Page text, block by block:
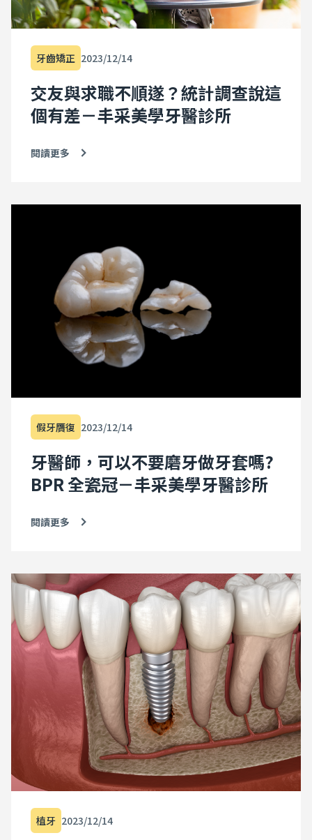
牙齒矯正 2023/12/14
交友與求職不順遂？統計調查說這
個有差－丰采美學牙醫診所
閱讀更多
假牙贋復 2023/12/14
牙醫師，可以不要磨牙做牙套嗎?
BPR 全瓷冠－丰采美學牙醫診所
閱讀更多
植牙 2023/12/14